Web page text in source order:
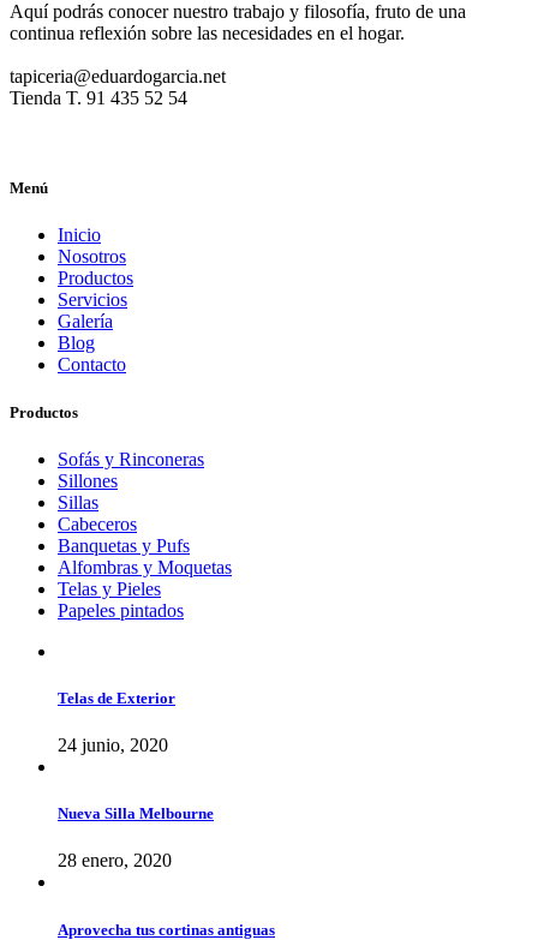
Aquí podrás conocer nuestro trabajo y filosofía, fruto de una
continua reflexión sobre las necesidades en el hogar.
tapiceria@eduardogarcia.net
Tienda T. 91 435 52 54
Menú
Inicio
Nosotros
Productos
Servicios
Galería
Blog
Contacto
Productos
Sofás y Rinconeras
Sillones
Sillas
Cabeceros
Banquetas y Pufs
Alfombras y Moquetas
Telas y Pieles
Papeles pintados
Telas de Exterior
24 junio, 2020
Nueva Silla Melbourne
28 enero, 2020
Aprovecha tus cortinas antiguas